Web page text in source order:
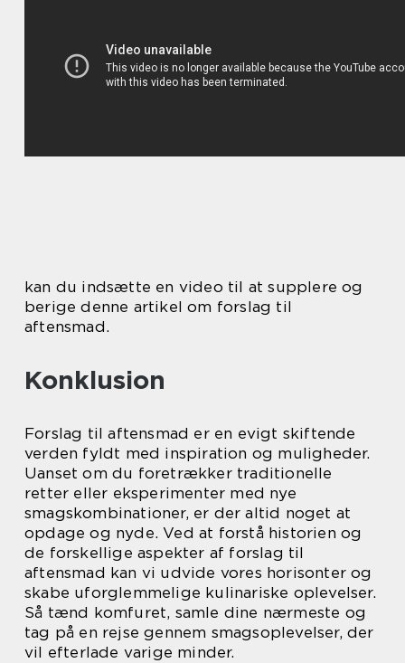
kan du indsætte en video til at supplere og
berige denne artikel om forslag til
aftensmad.
Konklusion
Forslag til aftensmad er en evigt skiftende
verden fyldt med inspiration og muligheder.
Uanset om du foretrækker traditionelle
retter eller eksperimenter med nye
smagskombinationer, er der altid noget at
opdage og nyde. Ved at forstå historien og
de forskellige aspekter af forslag til
aftensmad kan vi udvide vores horisonter og
skabe uforglemmelige kulinariske oplevelser.
Så tænd komfuret, samle dine nærmeste og
tag på en rejse gennem smagsoplevelser, der
vil efterlade varige minder.